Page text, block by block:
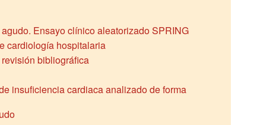
Ensayo clínico aleatorizado SPRING
cardiología hospitalaria
bibliográfica
insuficiencia cardiaca analizado de forma